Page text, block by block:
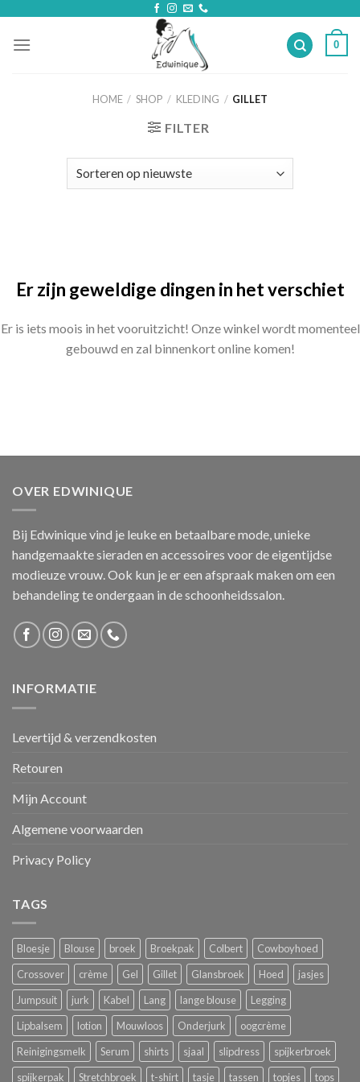
content
0
HOME / SHOP / KLEDING / GILLET
FILTER
Er zijn geweldige dingen in het verschiet
Er is iets moois in het vooruitzicht! Onze winkel wordt momenteel
gebouwd en zal binnenkort online komen!
OVER EDWINIQUE
Bij Edwinique vind je leuke en betaalbare mode, unieke
handgemaakte sieraden en accessoires voor de eigentijdse
modieuze vrouw. Ook kun je er een afspraak maken om een
behandeling te ondergaan in de schoonheidssalon.
INFORMATIE
Levertijd & verzendkosten
Retouren
Mijn Account
Algemene voorwaarden
Privacy Policy
TAGS
Bloesje Blouse broek Broekpak Colbert
Cowboyhoed
Crossover
crème Gel Gillet Glansbroek Hoed
jasjes
Jumpsuit
jurk Kabel Lang lange blouse
Legging
Lipbalsem
lotion Mouwloos Onderjurk
oogcrème
Reinigingsmelk
Serum shirts sjaal slipdress
spijkerbroek
spijkerpak
Stretchbroek t-shirt tasje tassen topjes tops